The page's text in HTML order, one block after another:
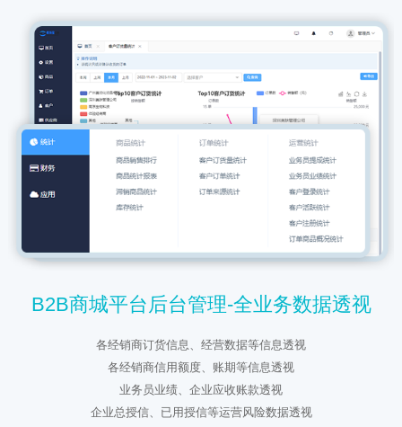
B2B商城平台后台管理-全业务数据透视
各经销商订货信息、经营数据等信息透视
各经销商信用额度、账期等信息透视
业务员业绩、企业应收账款透视
企业总授信、已用授信等运营风险数据透视